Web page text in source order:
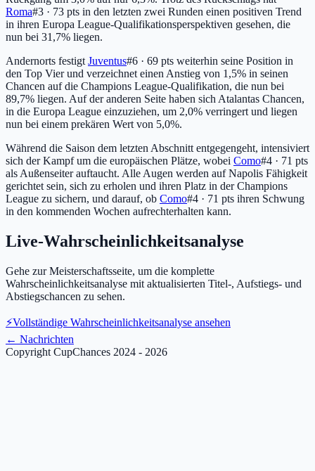
Roma#3 · 73 pts in den letzten zwei Runden einen positiven Trend
in ihren Europa League-Qualifikationsperspektiven gesehen, die
nun bei 31,7% liegen.
Andernorts festigt Juventus#6 · 69 pts weiterhin seine Position in
den Top Vier und verzeichnet einen Anstieg von 1,5% in seinen
Chancen auf die Champions League-Qualifikation, die nun bei
89,7% liegen. Auf der anderen Seite haben sich Atalantas Chancen,
in die Europa League einzuziehen, um 2,0% verringert und liegen
nun bei einem prekären Wert von 5,0%.
Während die Saison dem letzten Abschnitt entgegengeht, intensiviert
sich der Kampf um die europäischen Plätze, wobei Como#4 · 71 pts
als Außenseiter auftaucht. Alle Augen werden auf Napolis Fähigkeit
gerichtet sein, sich zu erholen und ihren Platz in der Champions
League zu sichern, und darauf, ob Como#4 · 71 pts ihren Schwung
in den kommenden Wochen aufrechterhalten kann.
Live-Wahrscheinlichkeitsanalyse
Gehe zur Meisterschaftsseite, um die komplette
Wahrscheinlichkeitsanalyse mit aktualisierten Titel-, Aufstiegs- und
Abstiegschancen zu sehen.
⚡Vollständige Wahrscheinlichkeitsanalyse ansehen
← Nachrichten
Copyright CupChances 2024 - 2026